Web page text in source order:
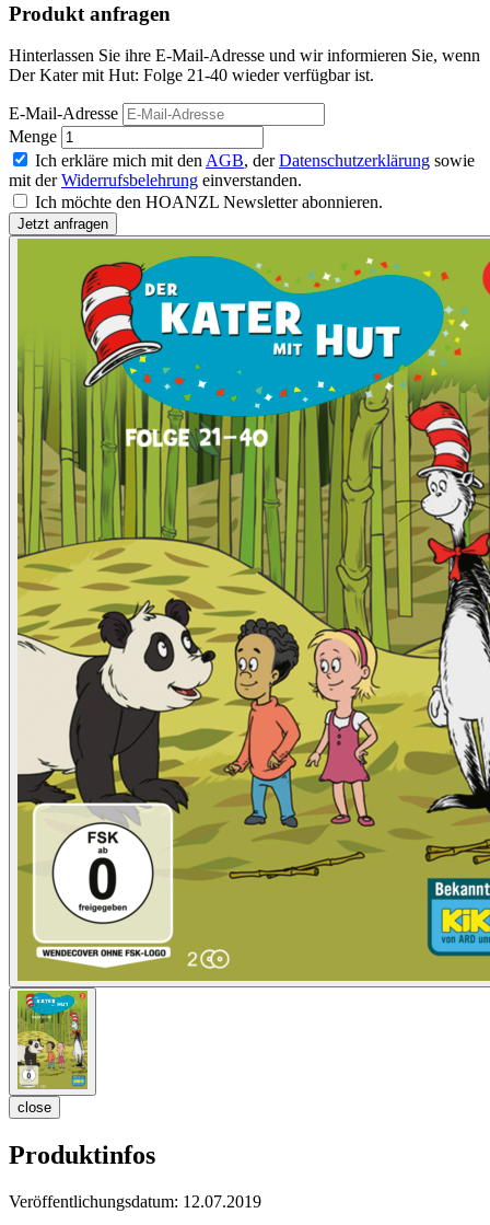
Produkt anfragen
Hinterlassen Sie ihre E-Mail-Adresse und wir informieren Sie, wenn
Der Kater mit Hut: Folge 21-40 wieder verfügbar ist.
E-Mail-Adresse
Menge
Ich erkläre mich mit den AGB, derDatenschutzerklärung sowie
mit derWiderrufsbelehrung einverstanden.
Ich möchte den HOANZL Newsletter abonnieren.
close
Produktinfos
Veröffentlichungsdatum: 12.07.2019